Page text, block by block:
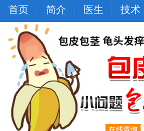
首页 简介 医生 技术